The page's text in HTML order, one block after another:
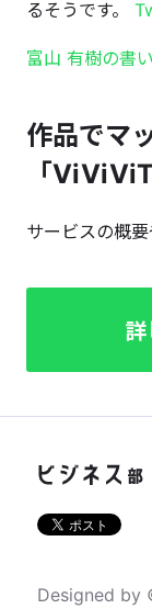
るそうです。
富山 有樹の書
作品でマ
「
サービスの概
Designed by